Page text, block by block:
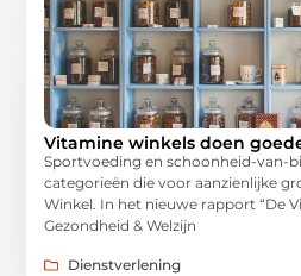
Vitamine winkels doen
Sportvoeding en schoonheid-van-
categorieën die voor aanzienlijke
Winkel. In het nieuwe rapport “De
Gezondheid & Welzijn
Dienstverlening